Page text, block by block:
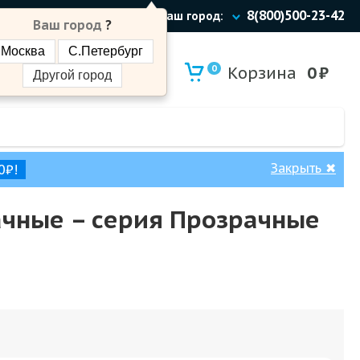
Ваш город:
Ваш город ?
Москва
С.Петербург
Другой город
8(800)500-23-42
0 Корзина 0₽
Закрыть ✖
– cерия Прозрачные